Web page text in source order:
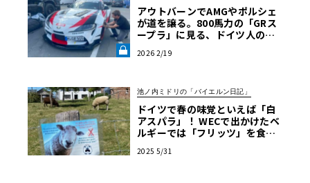
アウトバーンでAMGやポルシェ
が道を譲る。800馬力の「GRス
ープラ」に見る、ドイツ人の日
ム】《LE VOLANT LAB》
2026 2/19
池ノ内ミドリの「バイエルン日記」
ドイツで春の味覚といえば「白
アスパラ」！ WECで出かけたベ
ルギーでは「フリッツ」を食べ
リのジャーマン日記】
2025 5/31